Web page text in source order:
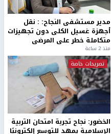
مدير مستشفى النجاح: : نقل
أجهزة غسيل الكلى دون تجهيزات
متكاملة خطر على المرضى
منذ 2 ساعة
تصريحات خاصة
الخضور: نجاح تجربة امتحان التربية
الإسلامية يمهد للتوسع إلكترونيًا